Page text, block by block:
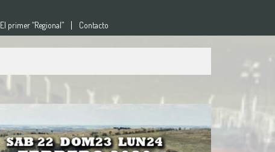
El primer “Regional” Contacto